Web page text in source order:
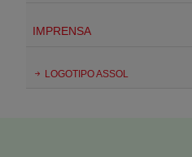
IMPRENSA
LOGOTIPO ASSOL